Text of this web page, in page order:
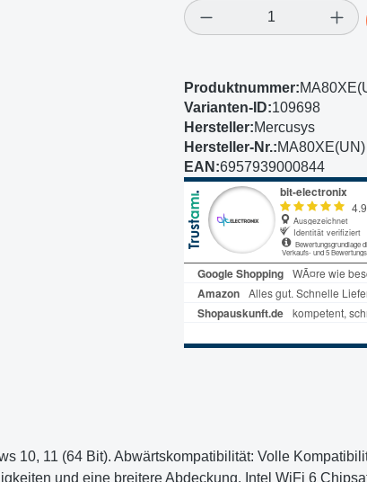
Produkt Anzahl:
Produktnummer:
Varianten-ID:109698
Hersteller:Mercusys
Hersteller-Nr.:
EAN:6957939000844
10, 11 (64 Bit). Abwärtskompatibilität: Volle
und eine breitere Abdeckung. Intel WiFi 6